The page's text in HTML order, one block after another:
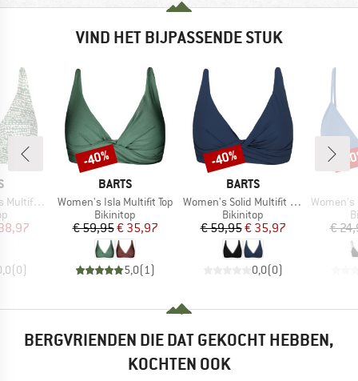
VIND HET BIJPASSENDE STUK
Top
prijs
(0)
MERK
BARTS
Artikel
Women's Isla Multifit Top
Productgroep
Bikinitop
Prijs
€ 59,95Verlaagde prijs
€ 35,97
5,0( 1)
Korting
-40%
MERK
BARTS
Artikel
Women's Solid Multifit Top
Productgroep
Bikinitop
Prijs
€ 59,95Verlaagde prijs
€ 35,97
0,0(0)
Korting
-40%
Artikel
Women's SD
€
-
BERGVRIENDEN DIE DAT GEKOCHT HEBBEN,
KOCHTEN OOK